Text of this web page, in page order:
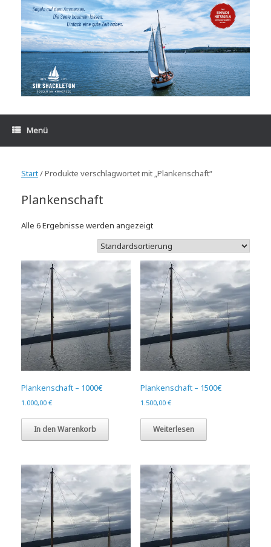
springen
Menü
Start/ Produkte verschlagwortet mit „Plankenschaft“
Plankenschaft
Alle 6 Ergebnisse werden angezeigt
Plankenschaft – 1000€
1.000,00 €
In den Warenkorb
Plankenschaft – 1500€
1.500,00 €
Weiterlesen